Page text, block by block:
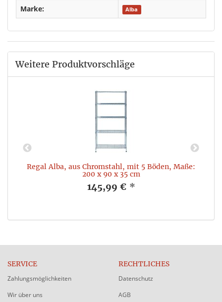
Marke: Alba
Weitere Produktvorschläge
Regal Alba, aus Chromstahl, mit 5 Böden, Maße:
200 x 90 x 35 cm
145,99 € *
SERVICE
Zahlungsmöglichkeiten
Wir über uns
RECHTLICHES
Datenschutz
AGB